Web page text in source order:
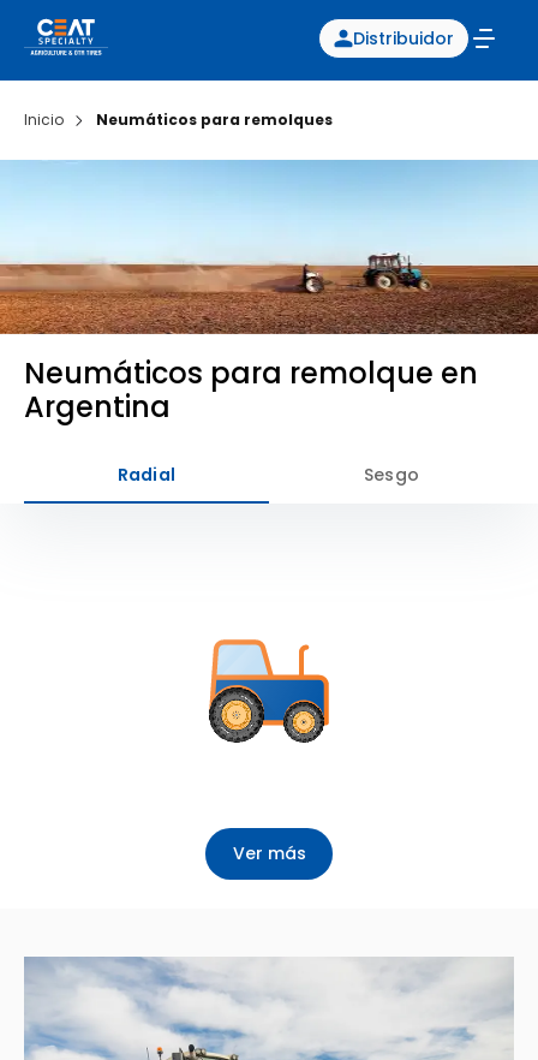
Distribuidor
Inicio Neumáticos para remolques
Neumáticos para remolque en
Argentina
Radial Sesgo
Ver más